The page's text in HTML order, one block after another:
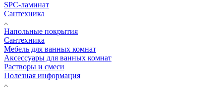
SPC-ламинат
Сантехника
Напольные покрытия
Сантехника
Мебель для ванных комнат
Аксессуары для ванных комнат
Растворы и смеси
Полезная информация